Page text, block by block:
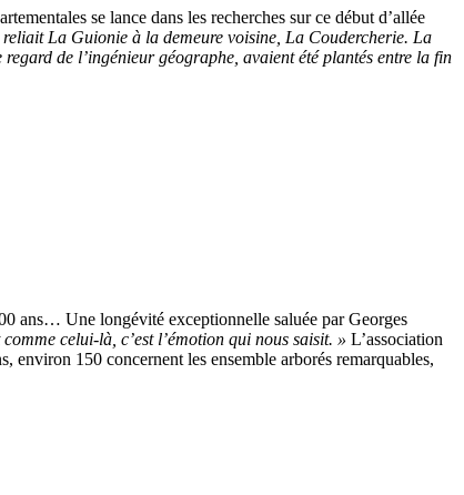
se lance dans les recherches sur ce début d’allée
La Guionie à la demeure voisine, La Coudercherie. La
de l’ingénieur géographe, avaient été plantés entre la fin
ans… Une longévité exceptionnelle saluée par Georges
celui-là, c’est l’émotion qui nous saisit. » L’association
environ 150 concernent les ensemble arborés remarquables,